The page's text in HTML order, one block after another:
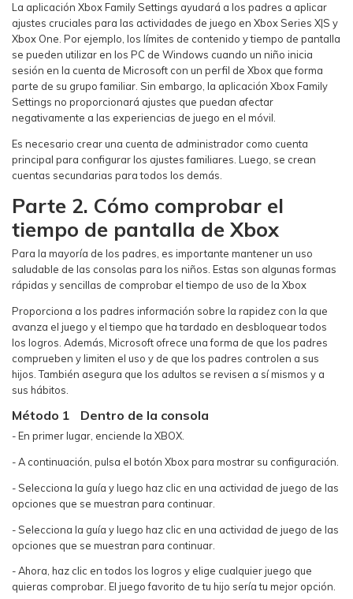
La aplicación Xbox Family Settings ayudará a los padres a aplicar
ajustes cruciales para las actividades de juego en Xbox Series X|S y
Xbox One. Por ejemplo, los límites de contenido y tiempo de pantalla
se pueden utilizar en los PC de Windows cuando un niño inicia
sesión en la cuenta de Microsoft con un perfil de Xbox que forma
parte de su grupo familiar. Sin embargo, la aplicación Xbox Family
Settings no proporcionará ajustes que puedan afectar
negativamente a las experiencias de juego en el móvil.
Es necesario crear una cuenta de administrador como cuenta
principal para configurar los ajustes familiares. Luego, se crean
cuentas secundarias para todos los demás.
Parte 2. Cómo comprobar el
tiempo de pantalla de Xbox
Para la mayoría de los padres, es importante mantener un uso
saludable de las consolas para los niños. Estas son algunas formas
rápidas y sencillas de comprobar el tiempo de uso de la Xbox
Proporciona a los padres información sobre la rapidez con la que
avanza el juego y el tiempo que ha tardado en desbloquear todos
los logros. Además, Microsoft ofrece una forma de que los padres
comprueben y limiten el uso y de que los padres controlen a sus
hijos. También asegura que los adultos se revisen a sí mismos y a
sus hábitos.
Método 1 Dentro de la consola
- En primer lugar, enciende la XBOX.
- A continuación, pulsa el botón Xbox para mostrar su configuración.
- Selecciona la guía y luego haz clic en una actividad de juego de las
opciones que se muestran para continuar.
- Selecciona la guía y luego haz clic en una actividad de juego de las
opciones que se muestran para continuar.
- Ahora, haz clic en todos los logros y elige cualquier juego que
quieras comprobar. El juego favorito de tu hijo sería tu mejor opción.